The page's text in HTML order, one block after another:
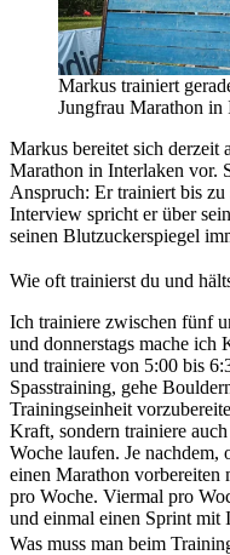
Markus trainiert
Jungfrau Marathon in
Markus bereitet sich derzeit
Marathon in Interlaken vor.
Anspruch: Er trainiert bis
Interview spricht er über
seinen Blutzuckerspiegel
Wie oft trainierst du und
Ich trainiere zwischen fünf
und donnerstags mache
und trainiere von 5:00 bis
Spasstraining, gehe
Trainingseinheit
Kraft, sondern trainiere
Woche laufen. Je
einen Marathon
pro Woche. Viermal pro
und einmal einen Sprint mit
Was muss man beim